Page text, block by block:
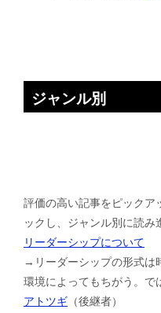
ジャンル別
評価の高い記事をピックア
ックし、ジャンル別に読み
リーダーシップについて
→リーダーシップの形式は
環境によってもちがう。で
アトツギ （後継者）